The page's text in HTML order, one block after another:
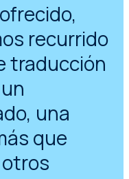
recurrido
traducción
una
que